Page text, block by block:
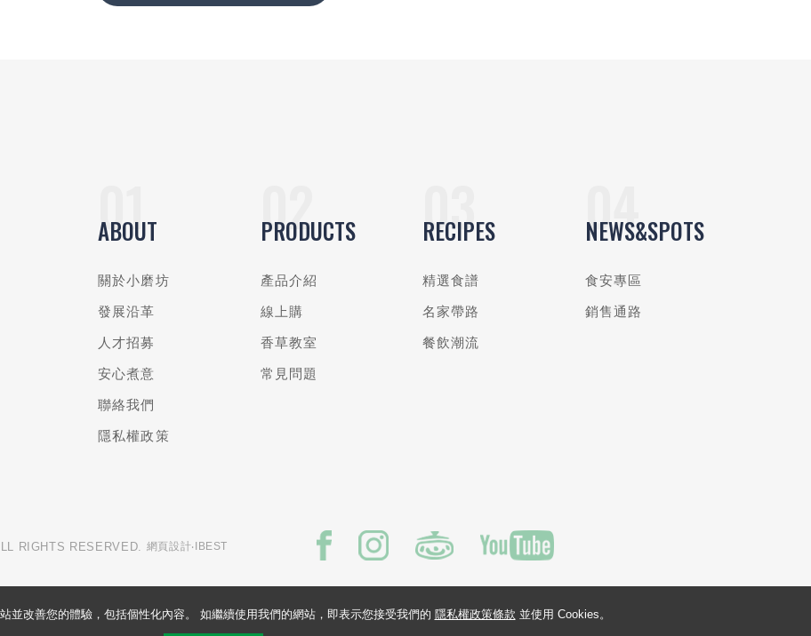
ABOUT
關於小磨坊
發展沿革
人才招募
安心煮意
聯絡我們
隱私權政策
PRODUCTS
產品介紹
線上購
香草教室
常見問題
RECIPES
精選食譜
名家帶路
餐飲潮流
NEWS&SPOTS
食安專區
銷售通路
RIGHTS RESERVED. 網頁設計‧IBEST
並改善您的體驗，包括個性化內容。 如繼續使用我們的網站，即表示您接受我們的 隱私權政策條款 並使用 Cookies。